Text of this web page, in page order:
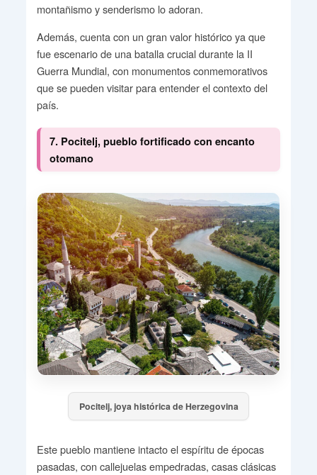
montañismo y senderismo lo adoran.
Además, cuenta con un gran valor histórico ya que
fue escenario de una batalla crucial durante la II
Guerra Mundial, con monumentos conmemorativos
que se pueden visitar para entender el contexto del
país.
7. Pocitelj, pueblo fortificado con encanto
otomano
Pocitelj, joya histórica de Herzegovina
Este pueblo mantiene intacto el espíritu de épocas
pasadas, con callejuelas empedradas, casas clásicas